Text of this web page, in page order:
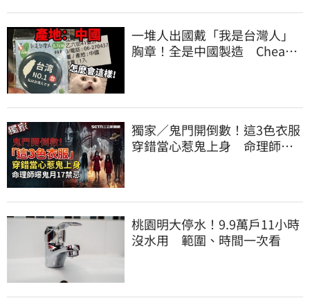
一堆人出國戴「我是台灣人」
胸章！全是中國製造 Cheap
獨家／鬼門開倒數！這3色衣服
穿錯當心惹鬼上身 命理師曝
桃園明大停水！9.9萬戶11小時
沒水用 範圍、時間一次看